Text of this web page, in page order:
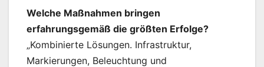
Welche Maßnahmen bringen
erfahrungsgemäß die größten Erfolge?
„Kombinierte Lösungen. Infrastruktur,
Markierungen, Beleuchtung und